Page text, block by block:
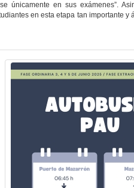
únicamente en sus exámenes”.
en esta etapa tan importante y